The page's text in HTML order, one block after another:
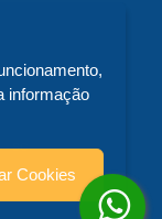
- SC
informação
Cookies